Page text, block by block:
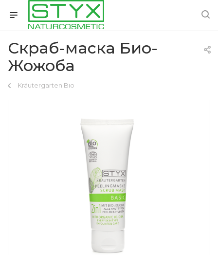
Скраб-маска Био-
Жожоба
Kräutergarten Bio